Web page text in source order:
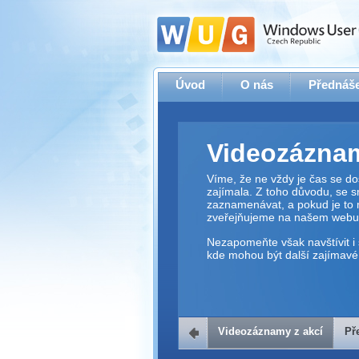
Úvod O nás
Víme, že ne vždy je čas se
zajímala. Z toho důvodu, se
zaznamenávat, a pokud je to
zveřejňujeme na našem webu.
Nezapomeňte však navštívit i
kde mohou být další zajímavé
Přehrávač
Videozáznamy z akcí